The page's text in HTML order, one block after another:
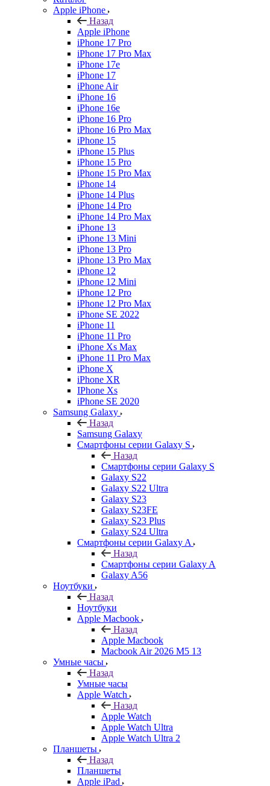
Apple iPhone
Назад
Apple iPhone
iPhone 17 Pro
iPhone 17 Pro Max
iPhone 17e
iPhone 17
iPhone Air
iPhone 16
iPhone 16e
iPhone 16 Pro
iPhone 16 Pro Max
iPhone 15
iPhone 15 Plus
iPhone 15 Pro
iPhone 15 Pro Max
iPhone 14
iPhone 14 Plus
iPhone 14 Pro
iPhone 14 Pro Max
iPhone 13
iPhone 13 Mini
iPhone 13 Pro
iPhone 13 Pro Max
iPhone 12
iPhone 12 Mini
iPhone 12 Pro
iPhone 12 Pro Max
iPhone SE 2022
iPhone 11
iPhone 11 Pro
iPhone Xs Max
iPhone 11 Pro Max
iPhone X
iPhone XR
IPhone Xs
iPhone SE 2020
Samsung Galaxy
Назад
Samsung Galaxy
Смартфоны серии Galaxy S
Назад
Смартфоны серии Galaxy S
Galaxy S22
Galaxy S22 Ultra
Galaxy S23
Galaxy S23FE
Galaxy S23 Plus
Galaxy S24 Ultra
Смартфоны серии Galaxy A
Назад
Смартфоны серии Galaxy A
Galaxy A56
Ноутбуки
Назад
Ноутбуки
Apple Macbook
Назад
Apple Macbook
Macbook Air 2026 M5 13
Умные часы
Назад
Умные часы
Apple Watch
Назад
Apple Watch
Apple Watch Ultra
Apple Watch Ultra 2
Планшеты
Назад
Планшеты
Apple iPad